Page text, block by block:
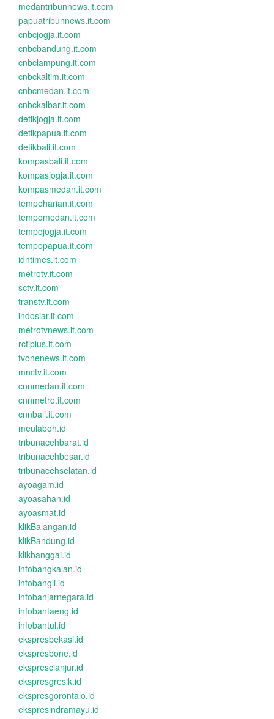
medantribunnews.it.com
papuatribunnews.it.com
cnbcjogja.it.com
cnbcbandung.it.com
cnbclampung.it.com
cnbckaltim.it.com
cnbcmedan.it.com
cnbckalbar.it.com
detikjogja.it.com
detikpapua.it.com
detikbali.it.com
kompasbali.it.com
kompasjogja.it.com
kompasmedan.it.com
tempoharian.it.com
tempomedan.it.com
tempojogja.it.com
tempopapua.it.com
idntimes.it.com
metrotv.it.com
sctv.it.com
transtv.it.com
indosiar.it.com
metrotvnews.it.com
rctiplus.it.com
tvonenews.it.com
mnctv.it.com
cnnmedan.it.com
cnnmetro.it.com
cnnbali.it.com
meulaboh.id
tribunacehbarat.id
tribunacehbesar.id
tribunacehselatan.id
ayoagam.id
ayoasahan.id
ayoasmat.id
klikBalangan.id
klikBandung.id
klikbanggai.id
infobangkalan.id
infobangli.id
infobanjarnegara.id
infobantaeng.id
infobantul.id
ekspresbekasi.id
ekspresbone.id
eksprescianjur.id
ekspresgresik.id
ekspresgorontalo.id
ekspresindramayu.id